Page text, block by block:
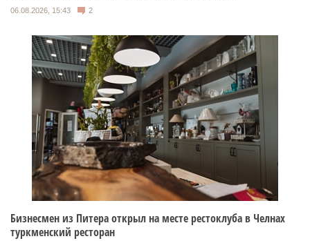
06.08.2026, 15:43 2
Бизнесмен из Питера открыл на месте рестоклуба в Челнах
туркменский ресторан